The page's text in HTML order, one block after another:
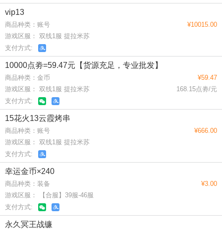
vip13
商品种类：账号
游戏区服： 双线1服 提拉米苏
支付方式:
¥10015.00
10000点劵=59.47元【货源充足，专业批发】
商品种类：金币
游戏区服： 双线1服 提拉米苏
支付方式:
¥59.47
168.15点劵/元
15花火13云霞烤串
商品种类：账号
游戏区服： 双线1服 提拉米苏
支付方式:
¥666.00
幸运金币×240
商品种类：装备
游戏区服： 【合服】39服-46服
支付方式:
¥3.00
永久冥王战镰